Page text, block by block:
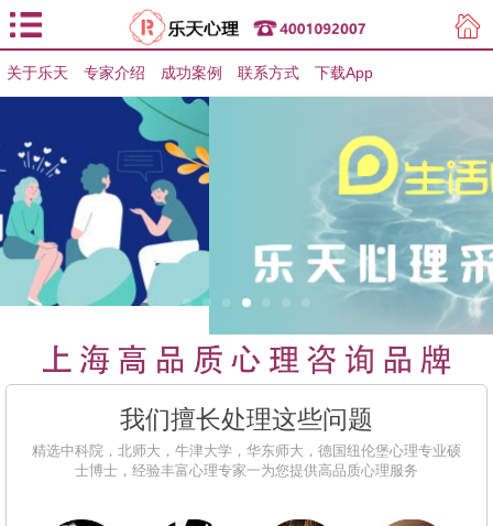
用户登录 用户注册
关于乐天 专家介绍 成功案例 联系方式 下载App
我们擅长处理这些问题
精选中科院，北师大，牛津大学，华东师大，德国纽伦堡心理专业硕
士博士，经验丰富心理专家一为您提供高品质心理服务